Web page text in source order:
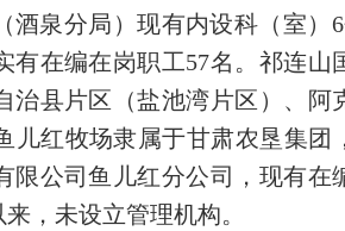
泉分局）现有内设科（室）
有在编在岗职工57名。祁连山
治县片区（盐池湾片区）、阿
红牧场隶属于甘肃农垦集团
限公司鱼儿红分公司，现有在
，未设立管理机构。